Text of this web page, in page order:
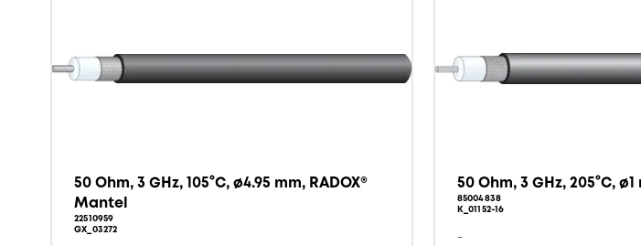
50 Ohm, 3 GHz, 105°C, ø4.95 mm, RADOX®
Mantel
22510959
GX_03272
50 Ohm, 3 GHz, 205°C,
85004838
K_01152-16
-